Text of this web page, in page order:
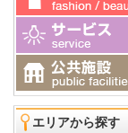
エリアから探す